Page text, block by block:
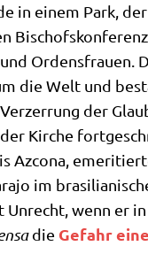
in einem Park,
Ordens­frau­en.
die Welt und
der
Kir­che
Azco­na,
im
Unrecht, wenn er
die Gefahr